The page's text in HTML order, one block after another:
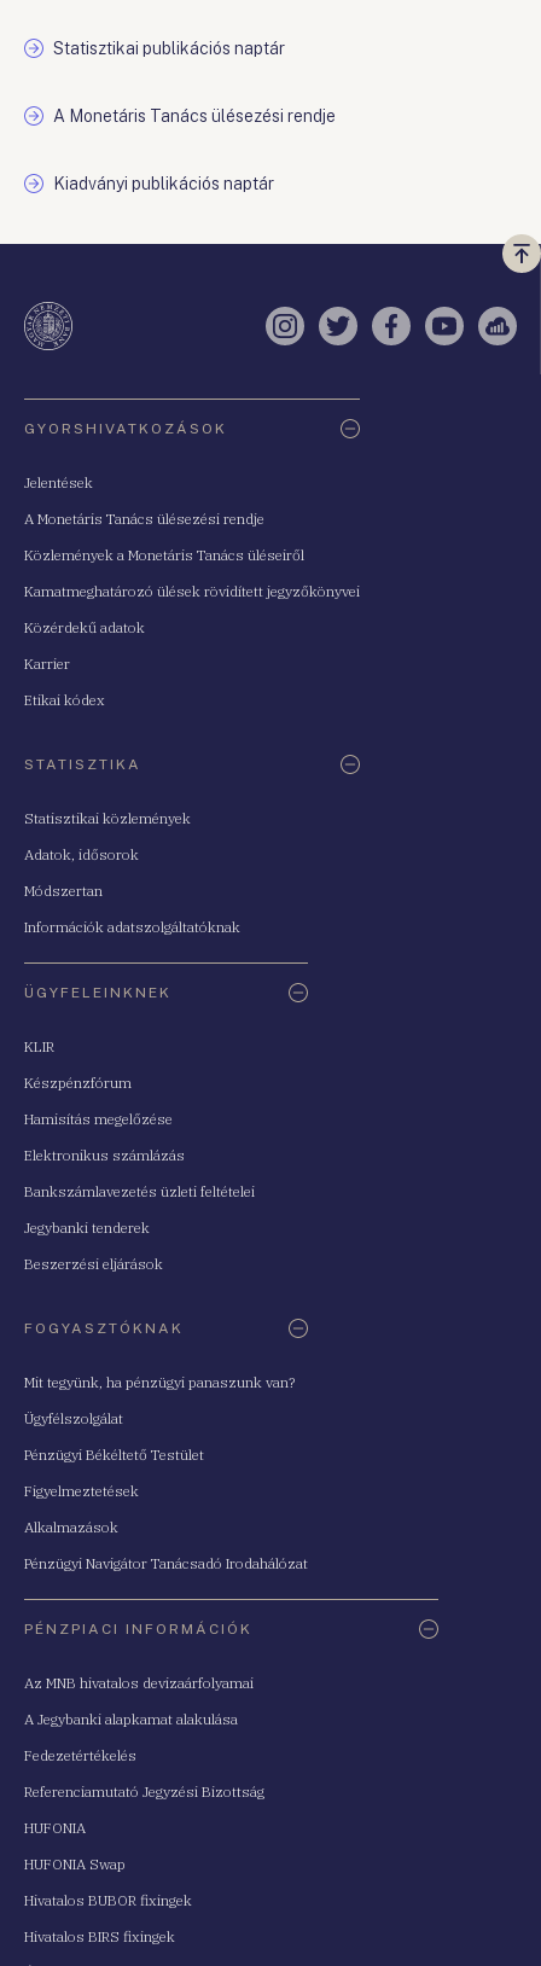
Statisztikai publikációs naptár
A Monetáris Tanács ülésezési rendje
Kiadványi publikációs naptár
a
Instagram
TwitterFacebook
YouTube
GYORSHIVATKOZÁSOK
Jelentések
A Monetáris Tanács ülésezési rendje
Közlemények a Monetáris Tanács üléseiről
Kamatmeghatározó ülések rövidített jegyzőkönyvei
Közérdekű adatok
Karrier
Etikai kódex
STATISZTIKA
Statisztikai közlemények
Adatok, idősorok
Módszertan
Információk adatszolgáltatóknak
ÜGYFELEINKNEK
KLIR
Készpénzfórum
Hamisítás megelőzése
Elektronikus számlázás
Bankszámlavezetés üzleti feltételei
Jegybanki tenderek
Beszerzési eljárások
FOGYASZTÓKNAK
Mit tegyünk, ha pénzügyi panaszunk van?
Ügyfélszolgálat
Pénzügyi Békéltető Testület
Figyelmeztetések
Alkalmazások
Pénzügyi Navigátor Tanácsadó Irodahálózat
PÉNZPIACI INFORMÁCIÓK
Az MNB hivatalos devizaárfolyamai
A Jegybanki alapkamat alakulása
Fedezetértékelés
Referenciamutató Jegyzési Bizottság
HUFONIA
HUFONIA Swap
Hivatalos BUBOR fixingek
Hivatalos BIRS fixingek